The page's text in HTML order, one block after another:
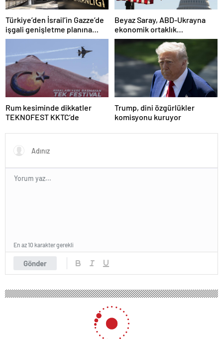
Türkiye’den İsrail’in Gazze’de
işgali genişletme planına
tepki
Beyaz Saray, ABD-Ukrayna
ekonomik ortaklık
anlaşmasının detaylarını
Rum kesiminde dikkatler
TEKNOFEST KKTC’de
Trump, dini özgürlükler
komisyonu kuruyor
Gönder
En az 10 karakter gerekli